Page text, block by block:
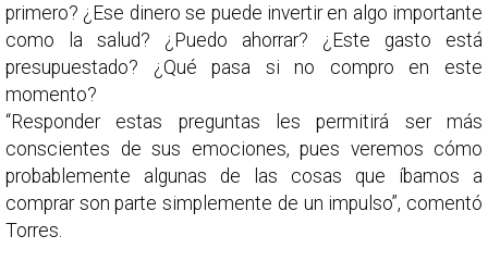
primero? ¿Ese dinero se puede invertir en algo importante
como la salud? ¿Puedo ahorrar? ¿Este gasto está
presupuestado? ¿Qué pasa si no compro en este
momento?
“Responder estas preguntas les permitirá ser más
conscientes de sus emociones, pues veremos cómo
probablemente algunas de las cosas que íbamos a
comprar son parte simplemente de un impulso”, comentó
Torres.